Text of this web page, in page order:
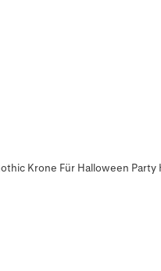
Krone Für Halloween